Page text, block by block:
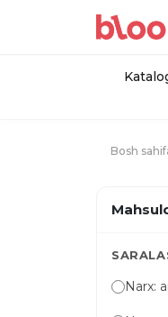
Bosh
Narx: